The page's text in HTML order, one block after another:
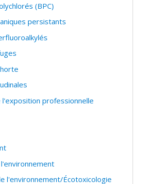
(BPC)
persistants
l'exposition professionnelle
l'environnement/Écotoxicologie